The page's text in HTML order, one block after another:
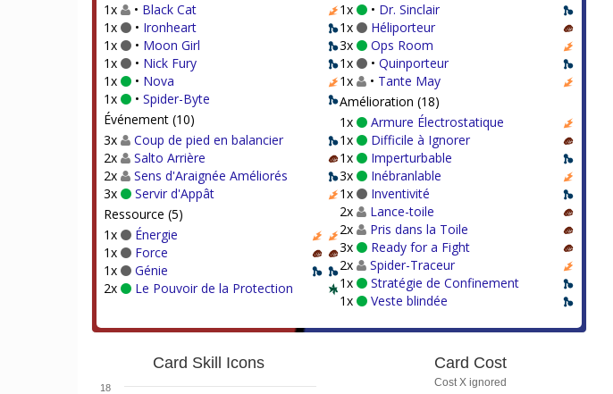
1x
• Black Cat
1x
• Ironheart
1x
• Moon Girl
1x
• Nick Fury
1x
• Nova
1x
• Spider-Byte
Événement (10)
3x
Coup de pied en balancier
2x
Salto Arrière
2x
Sens d'Araignée Améliorés
3x
Servir d'Appât
Ressource (5)
1x
Énergie
1x
Force
1x
Génie
2x
Le Pouvoir de la Protection
1x
• Dr. Sinclair
1x
Héliporteur
3x
Ops Room
1x
• Quinporteur
1x
• Tante May
Amélioration (18)
1x
Armure Électrostatique
1x
Difficile à Ignorer
1x
Imperturbable
3x
Inébranlable
1x
Inventivité
2x
Lance-toile
2x
Pris dans la Toile
3x
Ready for a Fight
2x
Spider-Traceur
1x
Stratégie de Confinement
1x
Veste blindée
Card Skill Icons
18
Card Cost
Cost X ignored